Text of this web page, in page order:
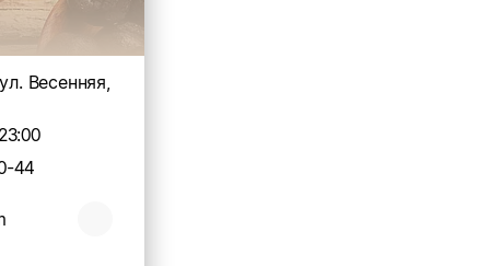
Весенняя,
44